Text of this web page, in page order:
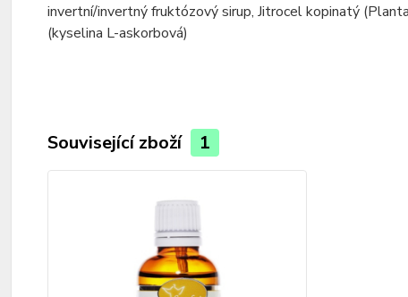
invertní/invertný fruktózový sirup, Jitrocel kopinatý
(kyselina L-askorbová)
Související zboží 1